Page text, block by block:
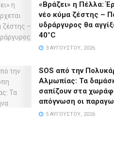
«Βράζει» η Πέλλα:
νέο κύμα ζέστης –
υδράργυρος θα
40°C
3 ΑΥΓΟΎΣΤΟΥ, 2026
SOS από την
Αλμωπίας: Τα
σαπίζουν στα
απόγνωση οι
5 ΑΥΓΟΎΣΤΟΥ, 2026